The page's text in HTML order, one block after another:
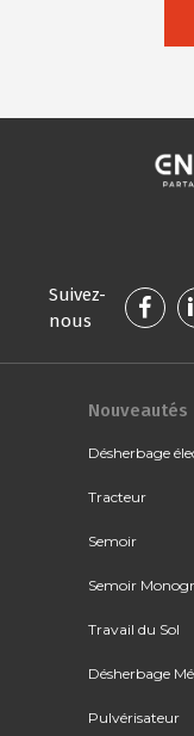
Suivez-
nous
Nouveautés
Désherbage
Tracteur
Semoir
Semoir
Travail du Sol
Désherbage
Pulvérisateur